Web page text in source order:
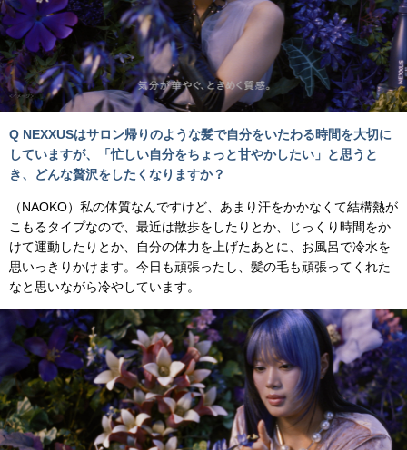
Q NEXXUSはサロン帰りのような髪で自分をいたわる時間を大切に
していますが、「忙しい自分をちょっと甘やかしたい」と思うと
き、どんな贅沢をしたくなりますか？
（NAOKO）私の体質なんですけど、あまり汗をかかなくて結構熱が
こもるタイプなので、最近は散歩をしたりとか、じっくり時間をか
けて運動したりとか、自分の体力を上げたあとに、お風呂で冷水を
思いっきりかけます。今日も頑張ったし、髪の毛も頑張ってくれた
なと思いながら冷やしています。